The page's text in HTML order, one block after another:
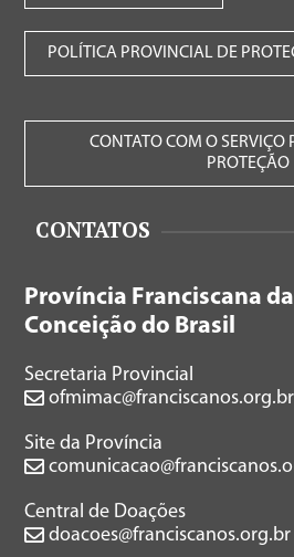
POLÍTICA PROVINCIAL DE
CONTATO COM O SERVIÇO
PROTEÇÃO
CONTATOS
Província Franciscana
Conceição do Brasil
Secretaria Provincial
ofmimac@franciscanos.org.br
Site da Província
Central de Doações
doacoes@franciscanos.org.br